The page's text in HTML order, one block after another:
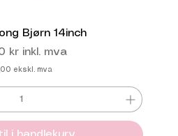
Bjørn 14inch
kr inkl. mva
ekskl. mva